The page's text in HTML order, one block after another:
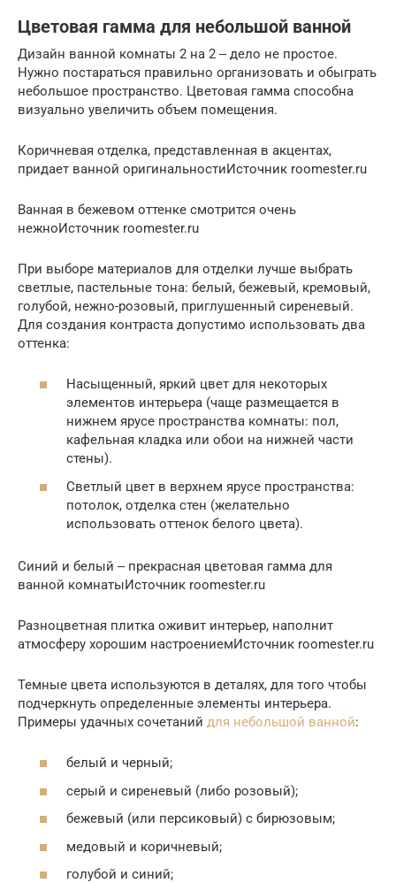
Цветовая гамма для небольшой ванной
Дизайн ванной комнаты 2 на 2 ‒ дело не простое.
Нужно постараться правильно организовать и обыграть
небольшое пространство. Цветовая гамма способна
визуально увеличить объем помещения.
Коричневая отделка, представленная в акцентах,
придает ванной оригинальностиИсточник roomester.ru
Ванная в бежевом оттенке смотрится очень
нежноИсточник roomester.ru
При выборе материалов для отделки лучше выбрать
светлые, пастельные тона: белый, бежевый, кремовый,
голубой, нежно-розовый, приглушенный сиреневый.
Для создания контраста допустимо использовать два
оттенка:
Насыщенный, яркий цвет для некоторых
элементов интерьера (чаще размещается в
нижнем ярусе пространства комнаты: пол,
кафельная кладка или обои на нижней части
стены).
Светлый цвет в верхнем ярусе пространства:
потолок, отделка стен (желательно
использовать оттенок белого цвета).
Синий и белый ‒ прекрасная цветовая гамма для
ванной комнатыИсточник roomester.ru
Разноцветная плитка оживит интерьер, наполнит
атмосферу хорошим настроениемИсточник roomester.ru
Темные цвета используются в деталях, для того чтобы
подчеркнуть определенные элементы интерьера.
Примеры удачных сочетаний для небольшой ванной:
белый и черный;
серый и сиреневый (либо розовый);
бежевый (или персиковый) с бирюзовым;
медовый и коричневый;
голубой и синий;